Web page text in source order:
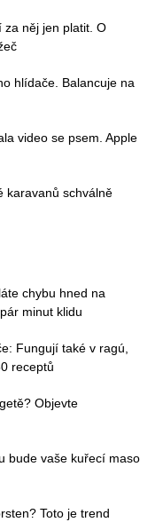
za něj jen platit. O
hlídače. Balancuje na
video se psem. Apple
karavanů schválně
chybu hned na
minut klidu
Fungují také v ragú,
receptů
Objevte
bude vaše kuřecí maso
Toto je trend